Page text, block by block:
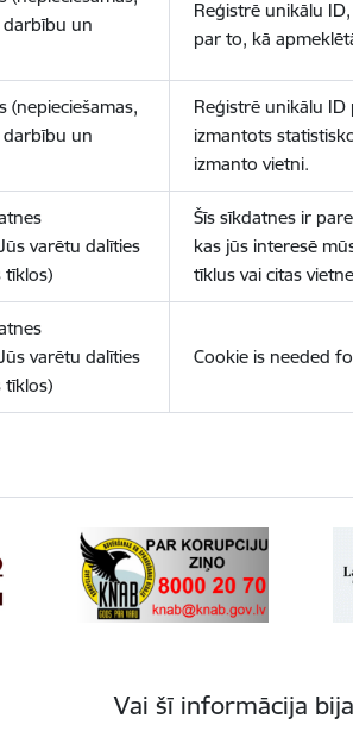
darbību un
Reģistrē unikālu
par to, kā
(nepieciešamas,
darbību un
Reģistrē unikālu ID
izmantots
izmanto vietni.
varētu dalīties
tīklos)
Šīs sīkdatnes ir
kas jūs interesē
tīklus vai citas
varētu dalīties
tīklos)
Cookie is needed
Vai šī informācija